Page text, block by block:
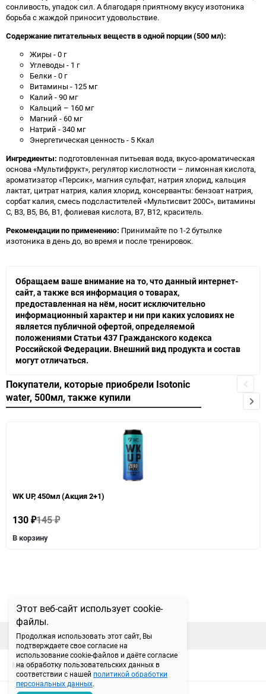
Этот веб-сайт использует cookie-
файлы.
Продолжая использовать этот сайт, Вы
подтверждаете свое согласие на
использование cookie-файлов и даёте согласие
на обработку пользовательских данных в
соответствии с нашей политикой обработки
персональных данных.
сонливость, упадок сил. А благодаря приятному вкусу изотоника
борьба с жаждой приносит удовольствие.
Содержание питательных веществ в одной порции (500 мл):
Жиры - 0 г
Углеводы - 1 г
Белки - 0 г
Витамины - 125 мг
Калий - 90 мг
Кальций – 160 мг
Магний - 60 мг
Натрий - 340 мг
Энергетическая ценность - 5 Ккал
Ингредиенты: подготовленная питьевая вода, вкусо-ароматическая
основа «Мультифрукт», регулятор кислотности – лимонная кислота,
ароматизатор «Персик», магния сульфат, натрия хлорид, кальция
лактат, цитрат натрия, калия хлорид, консерванты: бензоат натрия,
сорбат калия, смесь подсластителей «Мультисвит 200С», витамины
С, В3, В5, В6, В1, фолиевая кислота, В7, В12, краситель.
Рекомендации по применению: Принимайте по 1-2 бутылке
изотоника в день до, во время и после тренировок.
Обращаем ваше внимание на то, что данный интернет-
сайт, а также вся информация о товарах,
предоставленная на нём, носит исключительно
информационный характер и ни при каких условиях не
является публичной офертой, определяемой
положениями Статьи 437 Гражданского кодекса
Российской Федерации. Внешний вид продукта и состав
могут отличаться.
Покупатели, которые приобрели Isotonic
water, 500мл, также купили
WK UP, 450мл (Акция 2+1)
130 ₽145₽
В корзину
наверх
МЫ В СЕТИ